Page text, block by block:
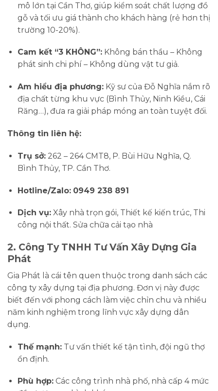
mô lớn tại Cần Thơ, giúp kiểm soát chất lượng đồ
gỗ và tối ưu giá thành cho khách hàng (rẻ hơn thị
trường 10-20%).
Cam kết “3 KHÔNG”:Không bán thầu – Không
phát sinh chi phí – Không dùng vật tư giả.
Am hiểu địa phương:Kỹ sư của Đỗ Nghĩa nắm rõ
địa chất từng khu vực (Bình Thủy, Ninh Kiều, Cái
Răng…), đưa ra giải pháp móng an toàn tuyệt đối.
Thông tin liên hệ:
Trụ sở:262 – 264 CMT8, P. Bùi Hữu Nghĩa, Q.
Bình Thủy, TP. Cần Thơ.
Hotline/Zalo: 0949 238 891
Dịch vụ:Xây nhà trọn gói, Thiết kế kiến trúc, Thi
công nội thất. Sửa chữa cải tạo nhà
2. Công Ty TNHH Tư Vấn Xây Dựng Gia
Phát
Gia Phát là cái tên quen thuộc trong danh sách các
công ty xây dựng tại địa phương. Đơn vị này được
biết đến với phong cách làm việc chỉn chu và nhiều
năm kinh nghiệm trong lĩnh vực xây dựng dân
dụng.
Thế mạnh:Tư vấn thiết kế tận tình, đội ngũ thợ
ổn định.
Phù hợp:Các công trình nhà phố, nhà cấp 4 mức